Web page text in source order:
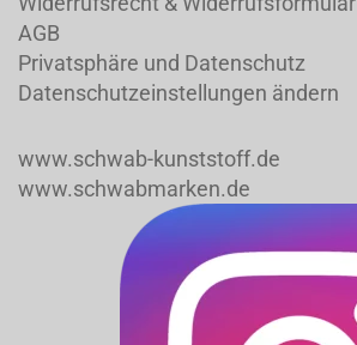
AGB
Privatsphäre und Datenschutz
Datenschutzeinstellungen ändern
www.schwab-kunststoff.de
www.schwabmarken.de